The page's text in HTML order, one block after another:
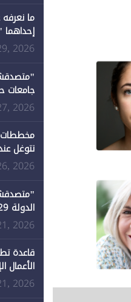
ما
إحداهما
الطاقة
2026
12 عامًا و6 جامعات كان نصيبها 1% فقط
2026
مخططات
تتوغل
2026
طعن
2026
قاعدة
الأعمال
2026